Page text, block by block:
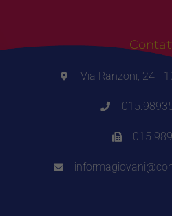
Via Ranzoni, 24 -